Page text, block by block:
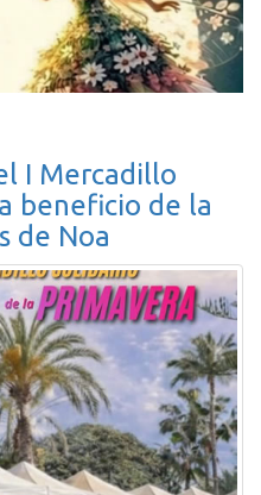
I Mercadillo
beneficio de la
de Noa